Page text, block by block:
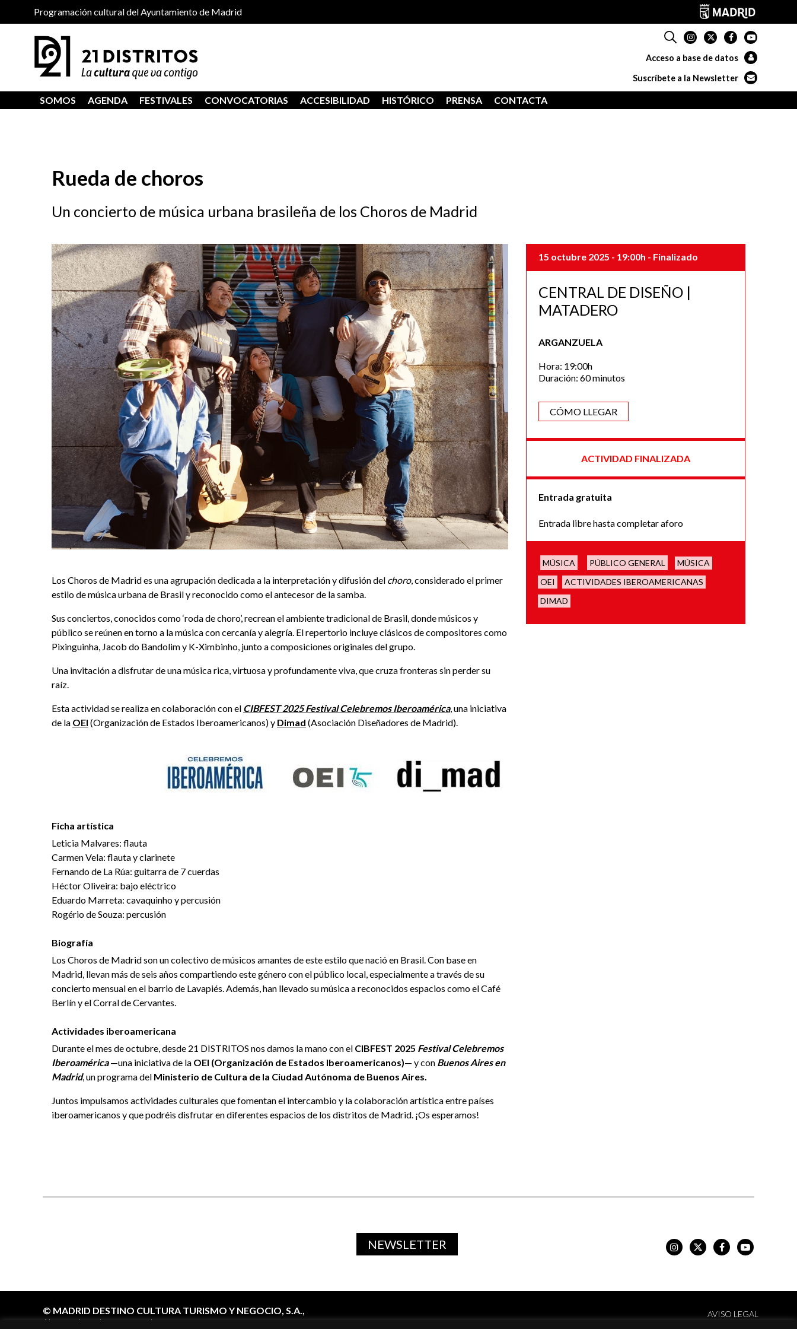
Programación cultural del Ayuntamiento de Madrid
Acceso a base de datos
Suscríbete a la Newsletter
SOMOS AGENDA FESTIVALES CONVOCATORIAS ACCESIBILIDAD HISTÓRICO PRENSA CONTACTA
Rueda de choros
Un concierto de música urbana brasileña de los Choros de Madrid
Los Choros de Madrid es una agrupación dedicada a la interpretación y difusión del choro, considerado el primer
estilo de música urbana de Brasil y reconocido como el antecesor de la samba.
Sus conciertos, conocidos como ‘roda de choro’, recrean el ambiente tradicional de Brasil, donde músicos y
público se reúnen en torno a la música con cercanía y alegría. El repertorio incluye clásicos de compositores como
Pixinguinha, Jacob do Bandolim y K-Ximbinho, junto a composiciones originales del grupo.
Una invitación a disfrutar de una música rica, virtuosa y profundamente viva, que cruza fronteras sin perder su
raíz.
Esta actividad se realiza en colaboración con el CIBFEST 2025 Festival Celebremos Iberoamérica, una iniciativa
de la OEI (Organización de Estados Iberoamericanos) y Dimad (Asociación Diseñadores de Madrid).
Ficha artística
Leticia Malvares: flauta
Carmen Vela: flauta y clarinete
Fernando de La Rúa: guitarra de 7 cuerdas
Héctor Oliveira: bajo eléctrico
Eduardo Marreta: cavaquinho y percusión
Rogério de Souza: percusión
Biografía
Los Choros de Madrid son un colectivo de músicos amantes de este estilo que nació en Brasil. Con base en
Madrid, llevan más de seis años compartiendo este género con el público local, especialmente a través de su
concierto mensual en el barrio de Lavapiés. Además, han llevado su música a reconocidos espacios como el Café
Berlín y el Corral de Cervantes.
Actividades iberoamericana
Durante el mes de octubre, desde 21 DISTRITOS nos damos la mano con el CIBFEST 2025 Festival Celebremos
Iberoamérica—una iniciativa de la OEI (Organización de Estados Iberoamericanos)— y con Buenos Aires en
Madrid, un programa del Ministerio de Cultura de la Ciudad Autónoma de Buenos Aires.
Juntos impulsamos actividades culturales que fomentan el intercambio y la colaboración artística entre países
iberoamericanos y que podréis disfrutar en diferentes espacios de los distritos de Madrid. ¡Os esperamos!
15 octubre 2025 - 19:00h - Finalizado
CENTRAL DE DISEÑO |
MATADERO
ARGANZUELA
Hora: 19:00h
Duración: 60 minutos
CÓMO LLEGAR
ACTIVIDAD FINALIZADA
Entrada gratuita
Entrada libre hasta completar aforo
MÚSICA PÚBLICO GENERAL
MÚSICA
OEI
ACTIVIDADES IBEROAMERICANAS
DIMAD
NEWSLETTER
© MADRID DESTINO CULTURA TURISMO Y NEGOCIO, S.A.,
Algunos derechos reservados
AVISO LEGAL